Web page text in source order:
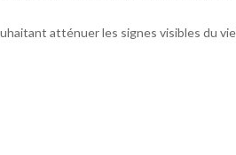
atténuer les signes visibles du